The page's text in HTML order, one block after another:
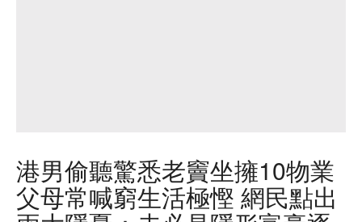
港男偷聽驚悉老竇坐擁10物業
父母常喊窮生活極慳 網民點出